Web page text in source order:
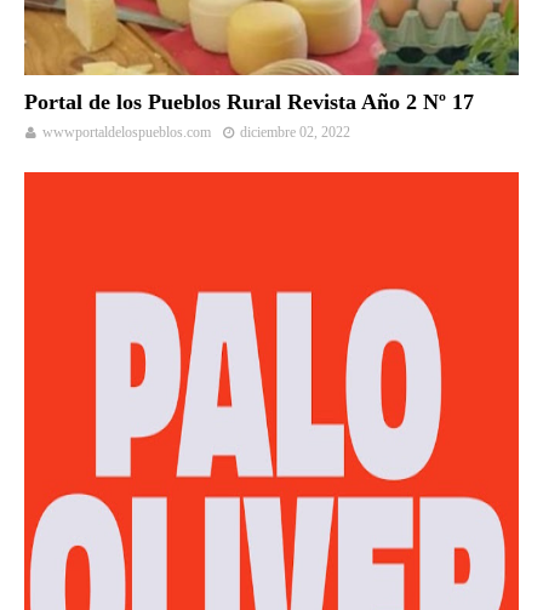
Portal de los Pueblos Rural Revista Año 2 Nº 17
wwwportaldelospueblos.com diciembre 02, 2022